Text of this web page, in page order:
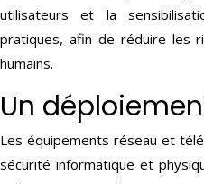
utilisateurs et la
pratiques, afin de réduire les
humains.
Un
Les équipements réseau et
sécurité informatique et